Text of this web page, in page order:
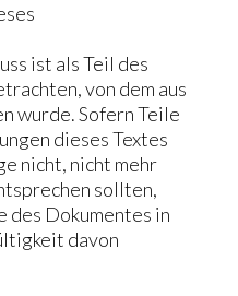
ist als Teil des
von dem aus
wurde. Sofern Teile
dieses Textes
nicht, nicht mehr
sollten,
des Dokumentes in
davon